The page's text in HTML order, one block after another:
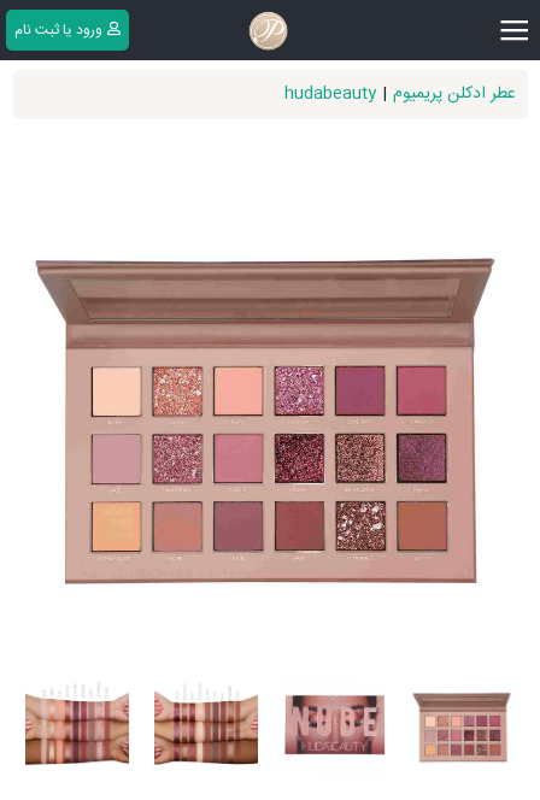
||| ورود یا ثبت ‌نام
عطر ادکلن پریمیوم |
hudabeauty